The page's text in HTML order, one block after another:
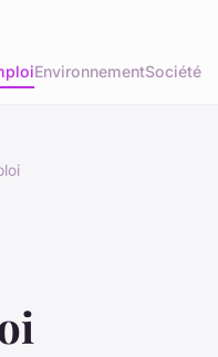
EnvironnementSociété